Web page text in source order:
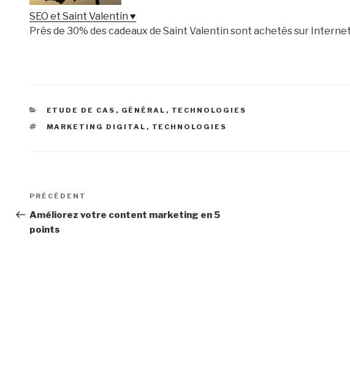
SEO et Saint Valentin ♥
Près de 30% des cadeaux de Saint Valentin sont achetés sur
CATÉGORIES
ETUDE DE CAS , GÉNÉRAL , TECHNOLOGIES
ÉTIQUETTES
MARKETING DIGITAL , TECHNOLOGIES
Navigation
de
l’article
Article
précédent
PRÉCÉDENT
Améliorez votre content marketing en 5
points